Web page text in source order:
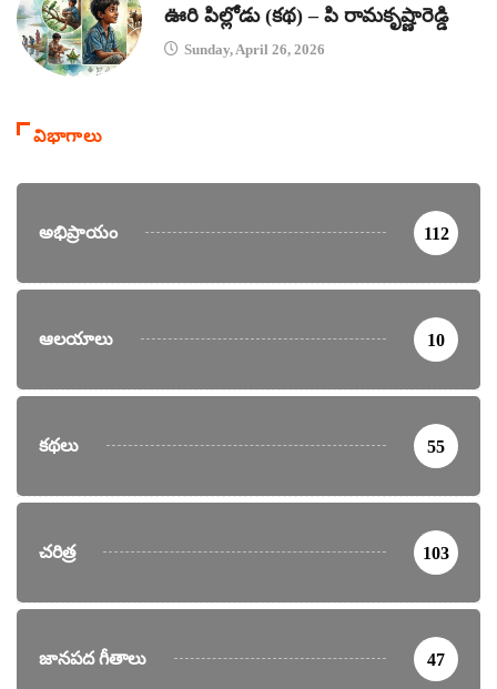
ఊరి పిల్లోడు (కథ) – పి రామకృష్ణారెడ్డి
Sunday, April 26, 2026
విభాగాలు
అభిప్రాయం 112
ఆలయాలు 10
కథలు 55
చరిత్ర 103
జానపద గీతాలు 47